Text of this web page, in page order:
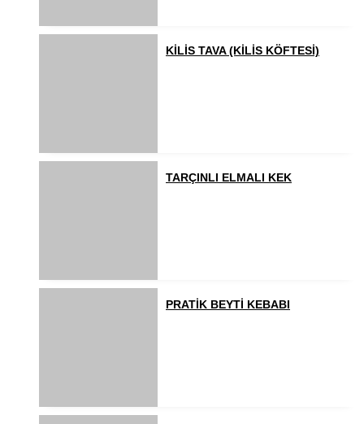
KİLİS TAVA (KİLİS KÖFTESİ)
TARÇINLI ELMALI KEK
PRATİK BEYTİ KEBABI